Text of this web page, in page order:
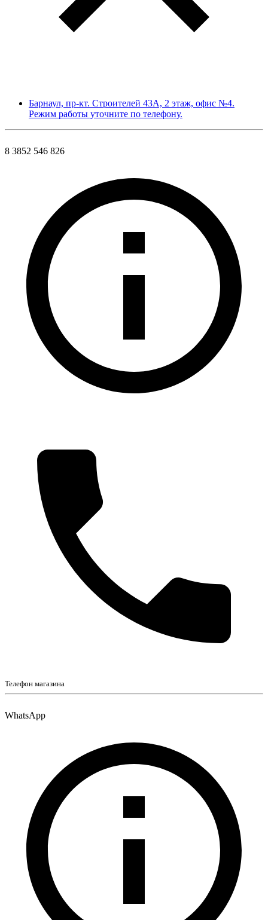
Барнаул, пр-кт. Строителей 43А, 2 этаж, офис №4.
Режим работы уточните по телефону.
8 3852 546 826
Телефон магазина
WhatsApp